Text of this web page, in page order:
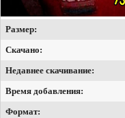
Размер:
Скачано:
Недавнее скачивание:
Время добавления:
Формат: